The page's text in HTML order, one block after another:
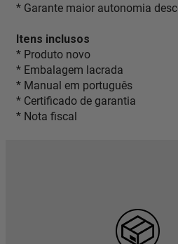
* Garante maior autonomia
Itens inclusos
* Produto novo
* Embalagem lacrada
* Manual em português
* Certificado de garantia
* Nota fiscal